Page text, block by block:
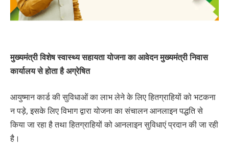
मुख्यमंत्री विशेष स्वास्थ्य सहायता योजना का आवेदन मुख्यमंत्री निवास
कार्यालय से होता है अग्रेषित
आयुष्मान कार्ड की सुविधाओं का लाभ लेने के लिए हितग्राहियों को भटकना
न पड़े, इसके लिए विभाग द्वारा योजना का संचालन आनलाइन पद्धति से
किया जा रहा है तथा हितग्राहियों को आनलाइन सुविधाएं प्रदान की जा रही
है।